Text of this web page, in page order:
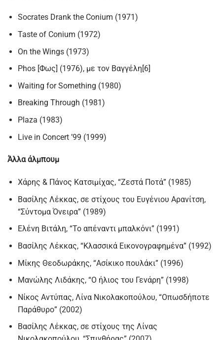
Socrates Drank the Conium (1971)
Taste of Conium (1972)
On the Wings (1973)
Phos [Φως] (1976), με τον Βαγγέλη[6]
Waiting for Something (1980)
Breaking Through (1981)
Plaza (1983)
Live in Concert ’99 (1999)
Άλλα άλμπουμ
Χάρης & Πάνος Κατσιμίχας, “Ζεστά Ποτά” (1985)
Βασίλης Λέκκας, σε στίχους του Ευγένιου Αρανίτση,
“Σύντομα Όνειρα” (1989)
Ελένη Βιτάλη, “Το απέναντι μπαλκόνι” (1991)
Βασίλης Λέκκας, “Κλασσικά Εικονογραφημένα” (1992)
Μίκης Θεοδωράκης, “Ασίκικο πουλάκι” (1996)
Μανώλης Λιδάκης, “Ο ήλιος του Γενάρη” (1998)
Νίκος Αντύπας, Λίνα Νικολακοπούλου, “Οπωσδήποτε
Παράθυρο” (2002)
Βασίλης Λέκκας, σε στίχους της Λίνας